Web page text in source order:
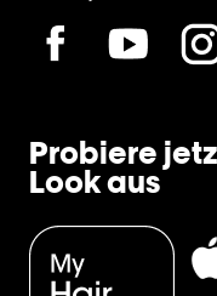
Probiere
Look aus